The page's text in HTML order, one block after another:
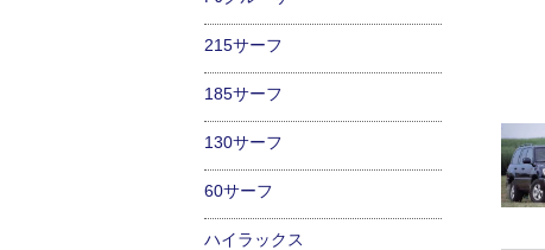
215サーフ
185サーフ
130サーフ
60サーフ
ハイラックス